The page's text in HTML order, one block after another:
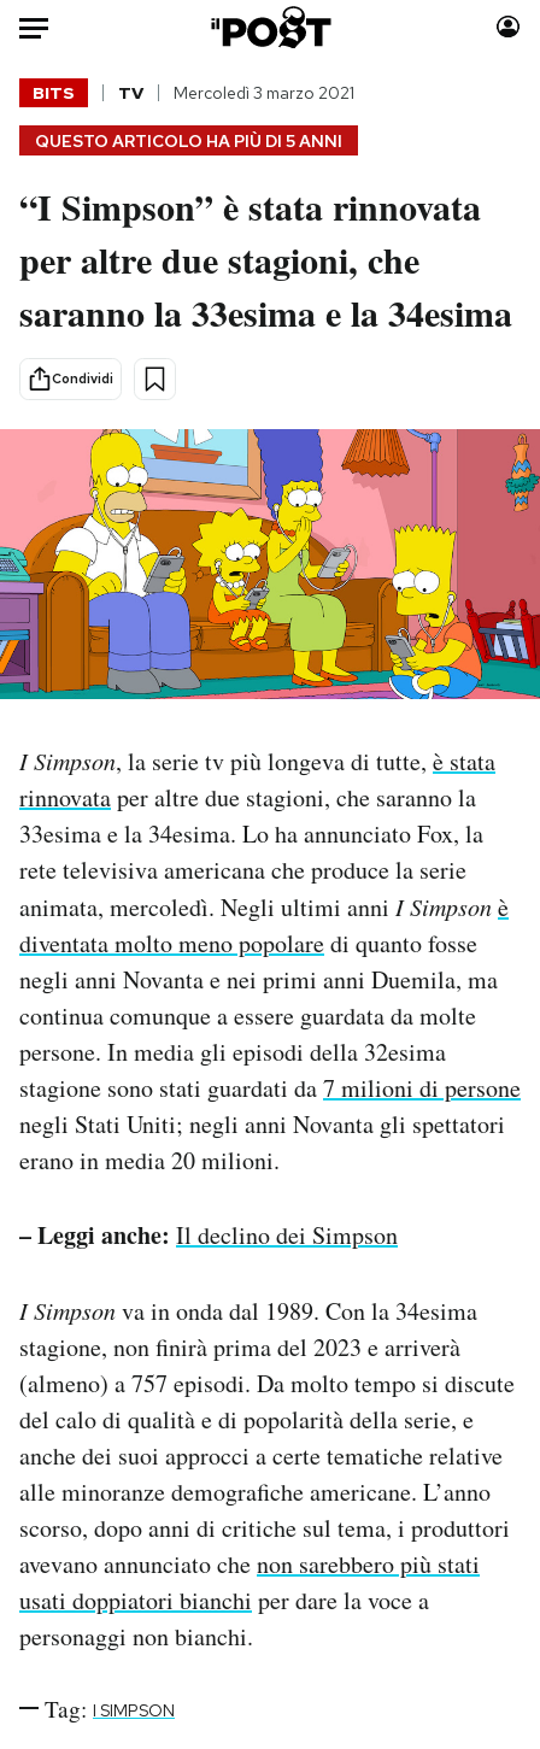
Auto
HOME
Italia
Politica
Tecnologia
Scienza
Economia
Sport
Moda
Consumismi
Storie/Idee
Altrecose
Mondiali calcio 2026
PODCAST
NEWSLETTER
SHOP
CALENDARIO
AREA PERSONALE
Area Personale
Newsletter
Notifiche mobile
Regala il Post
Hai bisogno di aiuto?
QUESTO ARTICOLO HA PIÙ DI 5 ANNI
BITS TV Mercoledì 3 marzo 2021
“I Simpson” è stata rinnovata
per altre due stagioni, che
saranno la 33esima e la 34esima
Condividi
I Simpson, la serie tv più longeva di tutte, è stata
rinnovataper altre due stagioni, che saranno la
33esima e la 34esima. Lo ha annunciato Fox, la
rete televisiva americana che produce la serie
animata, mercoledì. Negli ultimi anni I Simpsonè
diventata molto meno popolaredi quanto fosse
negli anni Novanta e nei primi anni Duemila, ma
continua comunque a essere guardata da molte
persone. In media gli episodi della 32esima
stagione sono stati guardati da7 milioni di persone
negli Stati Uniti; negli anni Novanta gli spettatori
erano in media 20 milioni.
– Leggi anche: Il declino dei Simpson
I Simpsonva in onda dal 1989. Con la 34esima
stagione, non finirà prima del 2023 e arriverà
(almeno) a 757 episodi. Da molto tempo si discute
del calo di qualità e di popolarità della serie, e
anche dei suoi approcci a certe tematiche relative
alle minoranze demografiche americane. L’anno
scorso, dopo anni di critiche sul tema, i produttori
avevano annunciato chenon sarebbero più stati
usati doppiatori bianchi per dare la voce a
personaggi non bianchi.
Tag: I SIMPSON